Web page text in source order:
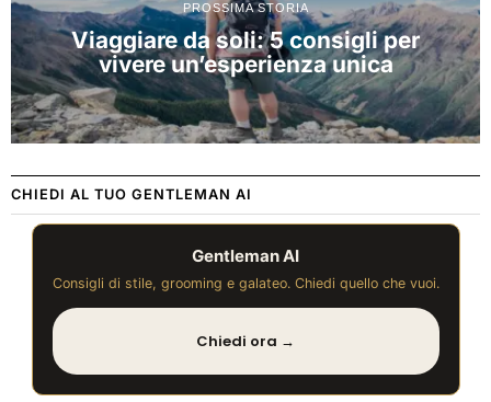
PROSSIMA STORIA
Viaggiare da soli: 5 consigli per
vivere un’esperienza unica
CHIEDI AL TUO GENTLEMAN AI
Gentleman AI
Consigli di stile, grooming e galateo. Chiedi quello che vuoi.
Chiedi ora →